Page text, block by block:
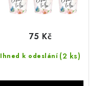
Ihned k odeslání (2 ks)
75 Kč